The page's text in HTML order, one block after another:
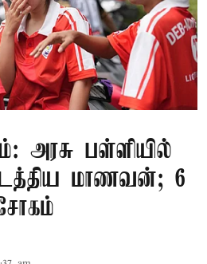
அரசு பள்ளியில்
நடத்திய மாணவன்; 6